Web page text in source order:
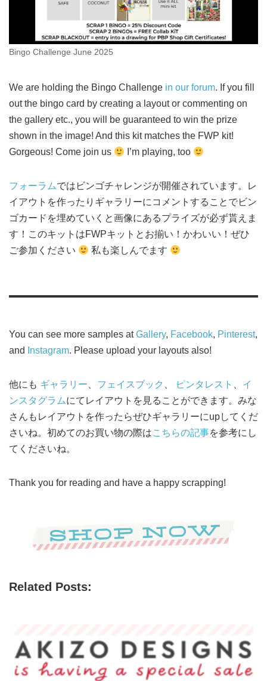
Bingo Challenge June 2025
We are holding the Bingo Challenge in our forum. If you fill
out the bingo card by creating a layout or commenting on
the gallery etc., you will be guaranteed to win the prize
shown in the image! And this kit matches the FWP kit!
Gorgeous! Come join us
I’m playing, too
フォーラムではビンゴチャレンジが開催されています。レ
イアウトを作ったりギャラリーにコメントすることでビン
ゴカードを埋めていくと画像にあるプライズが必ず貰えま
す！このキットはFWPキットとお揃い！かわいい！ぜひ
ご参加ください
私も楽しんでます
You can see more samples atGallery, Facebook, Pinterest,
and
Instagram. Please upload your layouts also!
他にも ギャラリー フェイスブック ピンタレスト
イ
ンスタグラムにてレイアウトを見ることができます。みな
さんもレイアウトを作ったらぜひギャラリーにupしてくだ
さいね。初めてのお買い物の際はこちらの記事を参考にし
てくださいね。
Thank you for reading and have a happy scrapping!
Related Posts: